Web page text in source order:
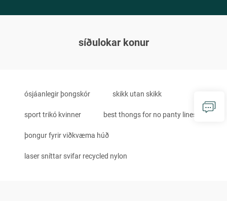
síðulokar konur
ósjáanlegir þongskór skikk utan skikk
sport trikó kvinner best thongs for no panty lines
þongur fyrir viðkvæma húð
laser sníttar svifar recycled nylon